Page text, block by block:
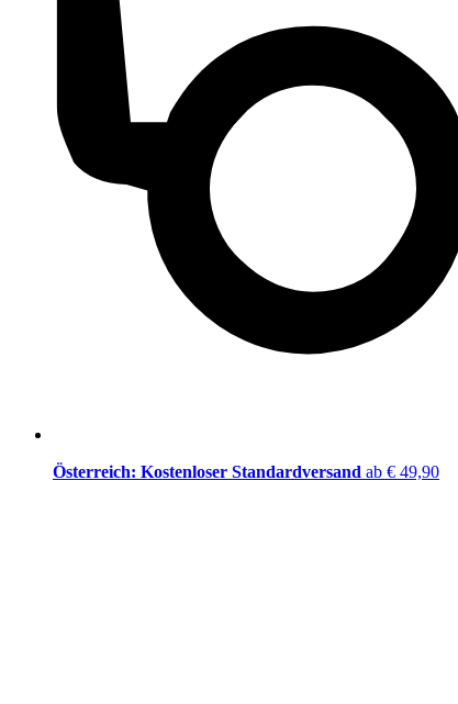
Österreich: Kostenloser Standardversand ab € 49,90